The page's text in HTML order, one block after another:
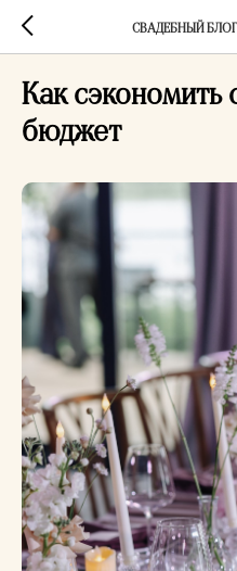
СВАДЕБНЫЙ
Как сэкономить
бюджет